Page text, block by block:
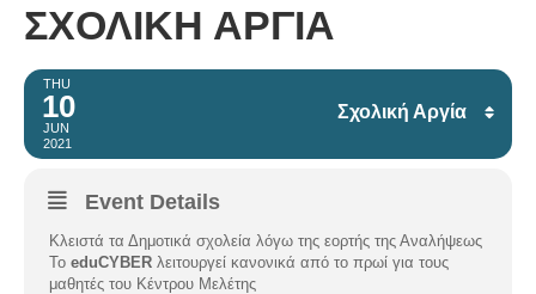
ΣΧΟΛΙΚΉ ΑΡΓΊΑ
2021
THU
10
JUN
Σχολική Αργία
Event Details
Κλειστά τα Δημοτικά σχολεία λόγω της εορτής της Αναλήψεως
Το eduCYBER λειτουργεί κανονικά από το πρωί για τους
μαθητές του Κέντρου Μελέτης